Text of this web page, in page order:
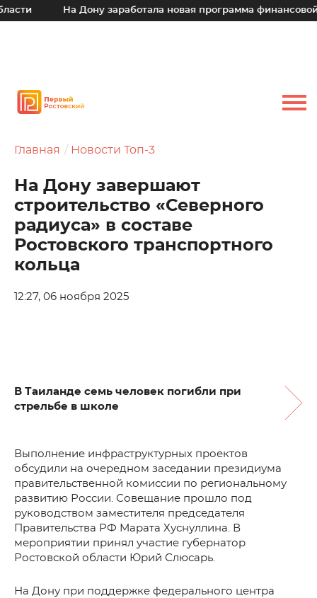
На Дону заработала новая программа финансовой
Главная Новости Топ-3
На Дону завершают
строительство «Северного
радиуса» в составе
Ростовского транспортного
кольца
12:27, 06 ноября 2025
В Таиланде семь человек погибли при
стрельбе в школе
Выполнение инфраструктурных проектов
обсудили на очередном заседании президиума
правительственной комиссии по региональному
развитию России. Совещание прошло под
руководством заместителя председателя
Правительства РФ Марата Хуснуллина. В
мероприятии принял участие губернатор
Ростовской области Юрий Слюсарь.
На Дону при поддержке федерального центра